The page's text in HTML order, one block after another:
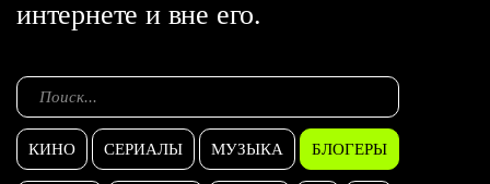
интернете и вне его.
КИНО СЕРИАЛЫ МУЗЫКА БЛОГЕРЫ